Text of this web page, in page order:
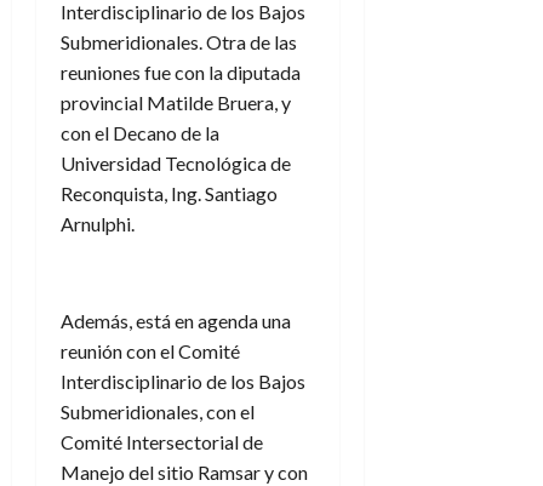
Interdisciplinario de los Bajos
Submeridionales. Otra de las
reuniones fue con la diputada
provincial Matilde Bruera, y
con el Decano de la
Universidad Tecnológica de
Reconquista, Ing. Santiago
Arnulphi.
Además, está en agenda una
reunión con el Comité
Interdisciplinario de los Bajos
Submeridionales, con el
Comité Intersectorial de
Manejo del sitio Ramsar y con